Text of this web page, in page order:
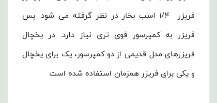
فریزر ۱/۴ اسب بخار در نظر گرفته می شود. پس
فریزر به کمپرسور قوی تری نیاز دارد. در یخچال
فریزرهای مدل قدیمی از دو کمپرسور، یک برای یخچال
و یکی برای فریزر همزمان استفاده شده است